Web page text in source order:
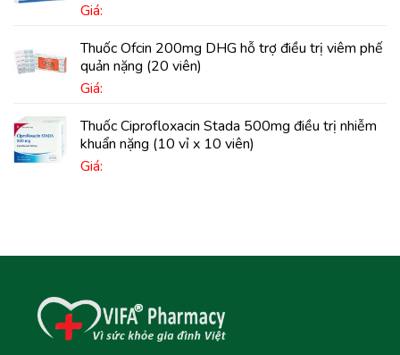
Giá:
Thuốc Ofcin 200mg DHG hỗ trợ điều trị viêm phế
quản nặng (20 viên)
Giá:
Thuốc Ciprofloxacin Stada 500mg điều trị nhiễm
khuẩn nặng (10 vỉ x 10 viên)
Giá: